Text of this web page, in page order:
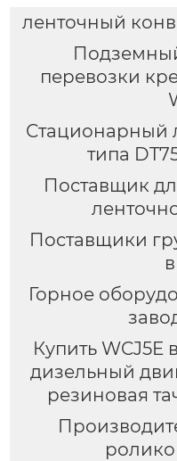
ленточный
перевозки
Стационарный
типа
Поставщик
Поставщики
Горное
Купить
дизельный
резиновая